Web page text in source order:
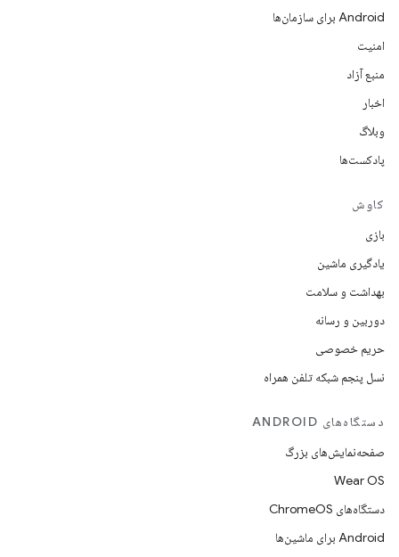
Android برای سازمان‌ها
امنیت
منبع آزاد
اخبار
وبلاگ
پادکست‌ها
کاوش
بازی
یادگیری ماشین
بهداشت و سلامت
دوربین و رسانه
حریم خصوصی
نسل پنجم شبکه تلفن همراه
دستگاه‌های ANDROID
صفحه‌نمایش‌های بزرگ
Wear OS
دستگاه‌های ChromeOS
Android برای ماشین‌ها